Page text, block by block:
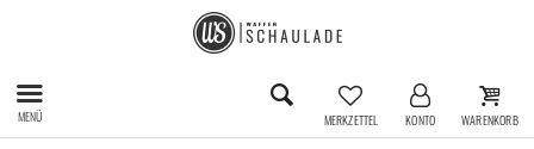
MENÜ MERKZETTEL KONTO WARENKORB